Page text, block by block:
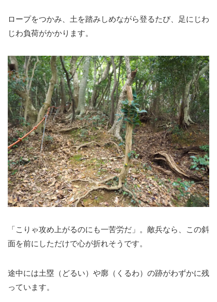
ロープをつかみ、土を踏みしめながら登るたび、足にじわ
じわ負荷がかかります。
「こりゃ攻め上がるのにも一苦労だ」。敵兵なら、この斜
面を前にしただけで心が折れそうです。
途中には土塁（どるい）や廓（くるわ）の跡がわずかに残
っています。